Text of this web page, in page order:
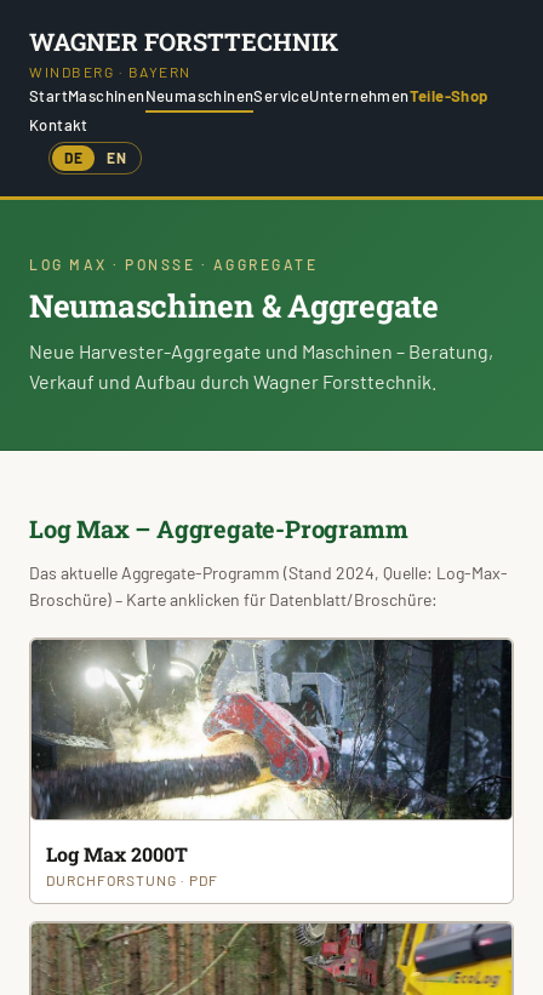
WAGNER FORSTTECHNIK
WINDBERG · BAYERN
StartMaschinenNeumaschinenServiceUnternehmenTeile-Shop
Kontakt
DE EN
LOG MAX · PONSSE · AGGREGATE
Neumaschinen & Aggregate
Neue Harvester-Aggregate und Maschinen – Beratung,
Verkauf und Aufbau durch Wagner Forsttechnik.
Log Max – Aggregate-Programm
Das aktuelle Aggregate-Programm (Stand 2024, Quelle: Log-Max-
Broschüre) – Karte anklicken für Datenblatt/Broschüre:
Log Max 2000T
DURCHFORSTUNG · PDF